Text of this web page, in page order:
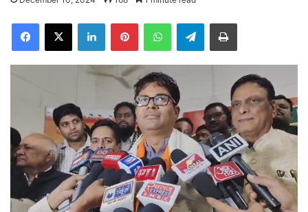
Facebook
X LinkedInPinterestWhatsAppTelegramPrint